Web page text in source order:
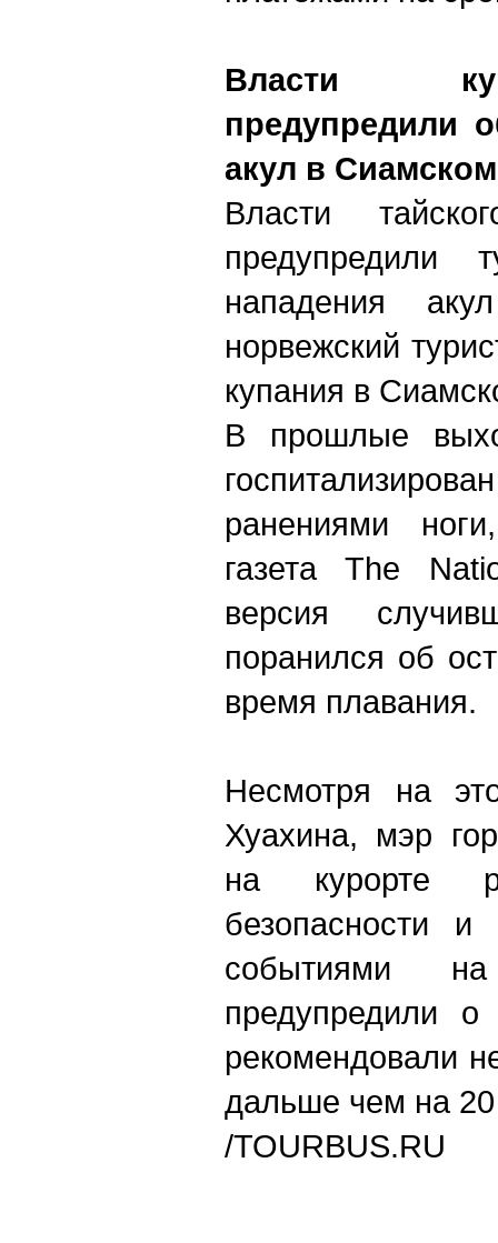
Власти
предупредили
акул в
Власти
предупредили
нападения
норвежский
купания в
В прошлые
ранениями
газета The
версия
поранился об
время плавания.
Несмотря на
Хуахина, мэр
на курорте
безопасности
событиями
предупредили
рекомендовали
дальше чем на
/TOURBUS.RU